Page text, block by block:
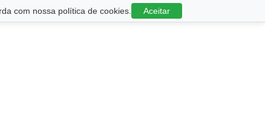
com nossa política de cookies. Aceitar